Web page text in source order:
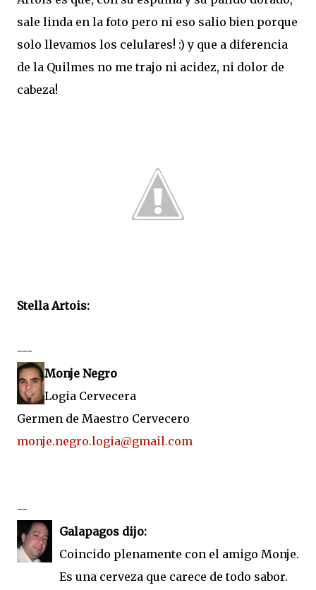
sale linda en la foto pero ni eso salio bien porque
solo llevamos los celulares! :) y que a diferencia
de la Quilmes no me trajo ni acidez, ni dolor de
cabeza!
Stella Artois:
---
Monje Negro
Logia Cervecera
Germen de Maestro Cervecero
monje.negro.logia@gmail.com
--
Galapagos dijo:
Coincido plenamente con el amigo Monje.
Es una cerveza que carece de todo sabor.